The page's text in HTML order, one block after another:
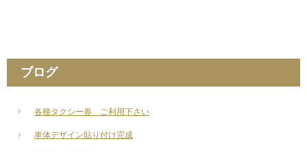
ブログ
各種タクシー券 ご利用下さい
車体デザイン貼り付け完成